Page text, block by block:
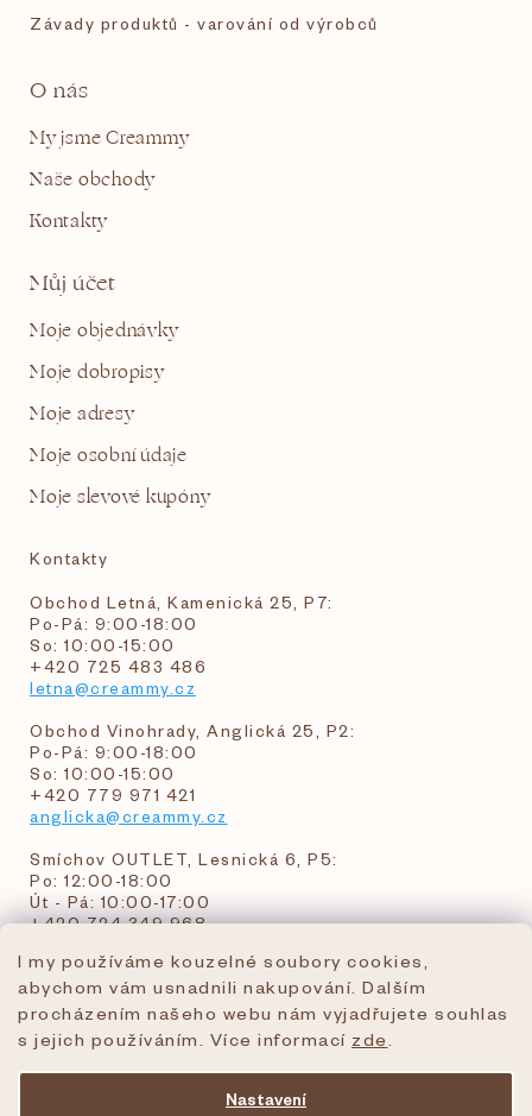
I my používáme kouzelné soubory cookies,
abychom vám usnadnili nakupování. Dalším
procházením našeho webu nám vyjadřujete souhlas
s jejich používáním. Více informací zde
Nastavení
Závady produktů - varování od výrobců
O nás
My jsme Creammy
Naše obchody
Kontakty
Můj účet
Moje objednávky
Moje dobropisy
Moje adresy
Moje osobní údaje
Moje slevové kupóny
Kontakty
Obchod Letná, Kamenická 25, P7:
Po-Pá: 9:00-18:00
So: 10:00-15:00
+420 725 483 486
letna@creammy.cz
Obchod Vinohrady, Anglická 25, P2:
Po-Pá: 9:00-18:00
So: 10:00-15:00
+420 779 971 421
anglicka@creammy.cz
Smíchov OUTLET, Lesnická 6, P5:
Po: 12:00-18:00
Út - Pá: 10:00-17:00
+420 724 349 968
objednavky@creammy.cz
tel:+420 724 349 968